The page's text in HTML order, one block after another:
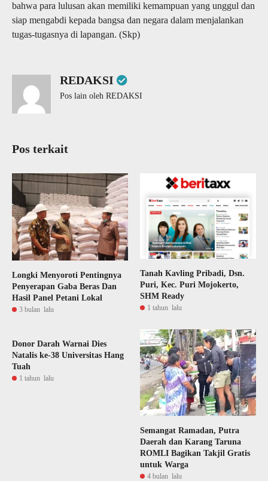
bahwa para lulusan akan memiliki kemampuan yang unggul dan
siap mengabdi kepada bangsa dan negara dalam menjalankan
tugas-tugasnya di lapangan. (Skp)
REDAKSI
Pos lain oleh REDAKSI
Pos terkait
Longki Menyoroti Pentingnya
Penyerapan Gaba Beras Dan
Hasil Panel Petani Lokal
3 bulan lalu
Tanah Kavling Pribadi, Dsn.
Puri, Kec. Puri Mojokerto,
SHM Ready
1 tahun lalu
Donor Darah Warnai Dies
Natalis ke-38 Universitas Hang
Tuah
1 tahun lalu
Semangat Ramadan, Putra
Daerah dan Karang Taruna
ROMLI Bagikan Takjil Gratis
untuk Warga
4 bulan lalu